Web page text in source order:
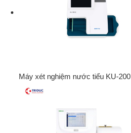
Máy xét nghiệm nước tiểu KU-200